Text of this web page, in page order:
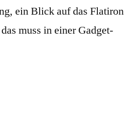
ein Blick auf das Flatiron
muss in einer Gadget-